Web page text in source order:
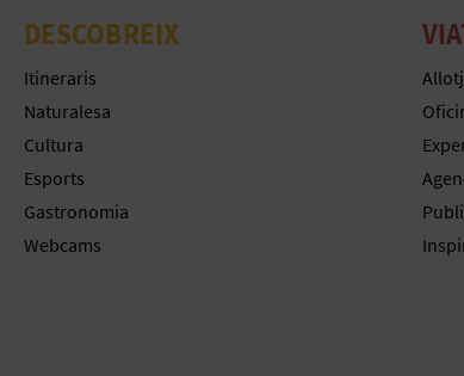
DESCOBREIX
Itineraris
Naturalesa
Cultura
Esports
Gastronomia
Webcams